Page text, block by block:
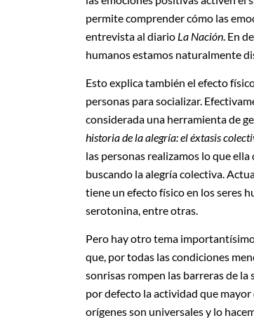
permite comprender cómo las
entrevista al diario La Nación . En
humanos estamos naturalmente
Esto explica también el efecto
personas para socializar.
considerada una herramienta de
historia de la alegría: el éxtasis
las personas realizamos lo que
buscando la alegría colectiva.
tiene un efecto físico en los seres
serotonina, entre otras.
Pero hay otro tema
que, por todas las condiciones
sonrisas rompen las barreras de la
por defecto la actividad que
orígenes son universales y lo